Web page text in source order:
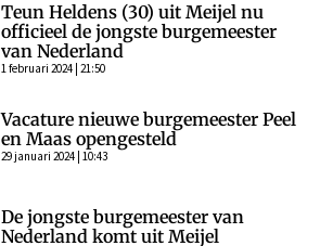
Teun Heldens (30) uit Meijel nu
officieel de jongste burgemeester
van Nederland
1 februari 2024 | 21:50
Vacature nieuwe burgemeester Peel
en Maas opengesteld
29 januari 2024 | 10:43
De jongste burgemeester van
Nederland komt uit Meijel